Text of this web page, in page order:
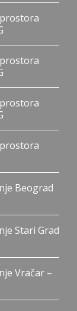
Beograd
Stari Grad
Vračar –